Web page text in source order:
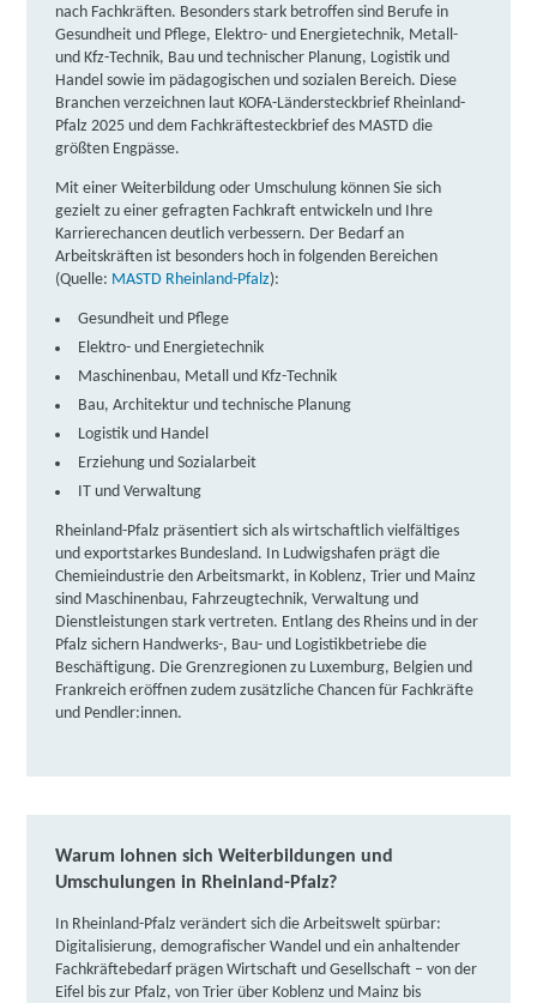
weitere Informationen
Fortbildungsakademie der Wirtschaft (faw)
gemeinnützige Gesellschaft mbH | Flickerstal 5,
67657 Kaiserslautern
weitere Informationen
TERTIA Berufsförderung GmbH & Co. KG | Richard-
Wagner-Straße 1, 67655 Kaiserslautern
weitere Informationen
DAA Deutsche Angestellten-Akademie GmbH |
Richard-Wagner-Straße 1, 67655 Kaiserslautern
weitere Informationen
Lernstudio Barbarossa / MegaKids Fortbildungs
GmbH | Unionstraße 5, 67657 KaiserslauternPartner
weitere Informationen
Fortbildungsakademie der Wirtschaft (faw)
gemeinnützige Gesellschaft mbH | Schlossstraße 14,
IBB Kirn | Medicusgasse 4, 55606 Kirn
weitere Informationen
TÜV Rheinland Akademie GmbH | Clemensstraße
26 - 30, 56068 Koblenz
nach Fachkräften. Besonders stark betroffen sind Berufe in
Gesundheit und Pflege, Elektro- und Energietechnik, Metall-
und Kfz-Technik, Bau und technischer Planung, Logistik und
Handel sowie im pädagogischen und sozialen Bereich. Diese
Branchen verzeichnen laut KOFA-Ländersteckbrief Rheinland-
Pfalz 2025 und dem Fachkräftesteckbrief des MASTD die
größten Engpässe.
Mit einer Weiterbildung oder Umschulung können Sie sich
gezielt zu einer gefragten Fachkraft entwickeln und Ihre
Karrierechancen deutlich verbessern. Der Bedarf an
Arbeitskräften ist besonders hoch in folgenden Bereichen
(Quelle: MASTD Rheinland-Pfalz):
Gesundheit und Pflege
Elektro- und Energietechnik
Maschinenbau, Metall und Kfz-Technik
Bau, Architektur und technische Planung
Logistik und Handel
Erziehung und Sozialarbeit
IT und Verwaltung
Rheinland-Pfalz präsentiert sich als wirtschaftlich vielfältiges
und exportstarkes Bundesland. In Ludwigshafen prägt die
Chemieindustrie den Arbeitsmarkt, in Koblenz, Trier und Mainz
sind Maschinenbau, Fahrzeugtechnik, Verwaltung und
Dienstleistungen stark vertreten. Entlang des Rheins und in der
Pfalz sichern Handwerks-, Bau- und Logistikbetriebe die
Beschäftigung. Die Grenzregionen zu Luxemburg, Belgien und
Frankreich eröffnen zudem zusätzliche Chancen für Fachkräfte
und Pendler:innen.
Warum lohnen sich Weiterbildungen und
Umschulungen in Rheinland-Pfalz?
In Rheinland-Pfalz verändert sich die Arbeitswelt spürbar:
Digitalisierung, demografischer Wandel und ein anhaltender
Fachkräftebedarf prägen Wirtschaft und Gesellschaft – von der
Eifel bis zur Pfalz, von Trier über Koblenz und Mainz bis